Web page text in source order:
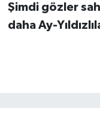
Şimdi gözler
daha Ay-